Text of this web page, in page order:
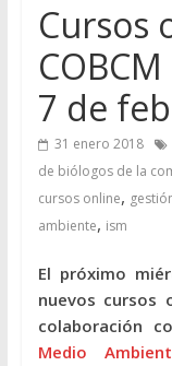
Cursos
7 de
31 enero 2018
de biólogos de la
cursos online,
ambiente, ism
El próximo
nuevos cursos
colaboración
Medio